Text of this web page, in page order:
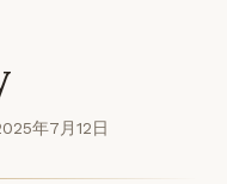
年7月12日